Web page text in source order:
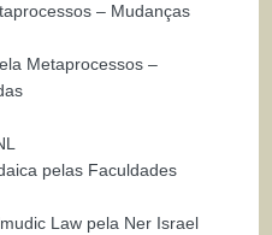
– Mudanças
Metaprocessos –
pelas Faculdades
Law pela Ner Israel